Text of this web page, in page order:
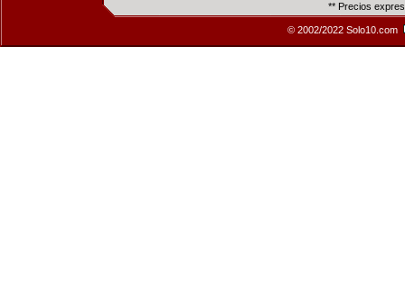
** Precios
© 2002/2022 Solo10.com